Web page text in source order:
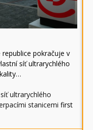
republice pokračuje v
síť ultrarychlého
ultrarychlého
stanicemi first